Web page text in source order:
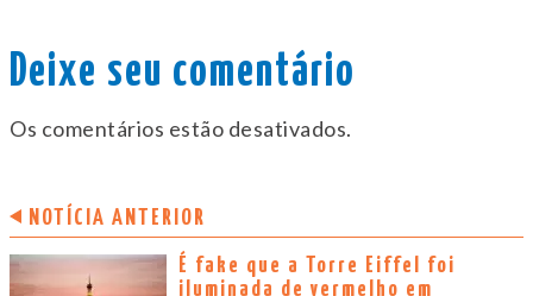
Deixe seu comentário
Os comentários estão desativados.
NOTÍCIA ANTERIOR
É fake que a Torre Eiffel foi
iluminada de vermelho em